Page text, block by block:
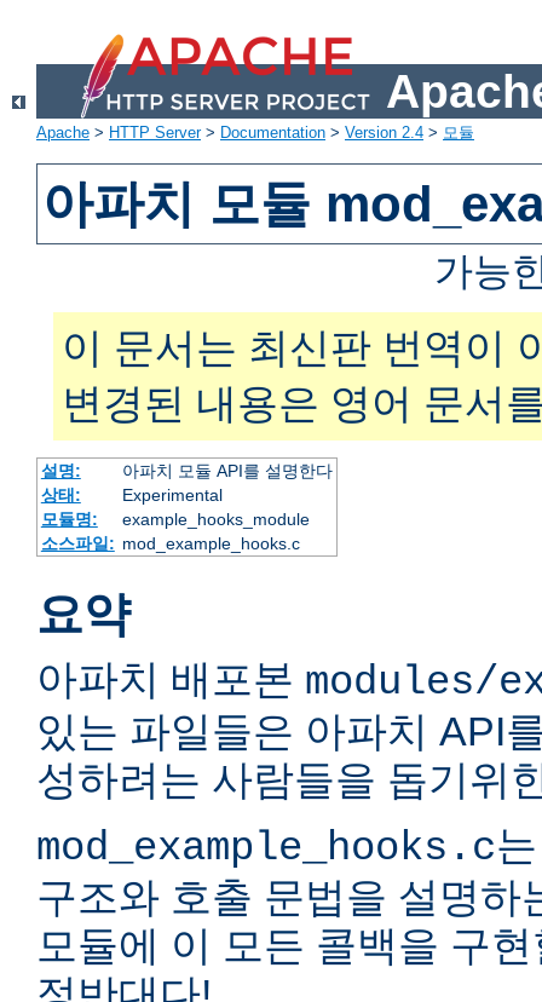
Apache > HTTP Server> Documentation > Version 2.4 > 모듈
아파치 모듈
가능
이 문서는 최신판 번역이
변경된 내용은 영어 문서
설명:
아파치 모듈 API를 설명한다
상태:
Experimental
모듈명:
example_hooks_module
소스파일: mod_example_hooks.c
요약
아파치 배포본 modules/
있는 파일들은 아파치 API
성하려는 사람들을 돕기위
mod_example_hooks.c
구조와 호출 문법을 설명하
모듈에 이 모든 콜백을 구